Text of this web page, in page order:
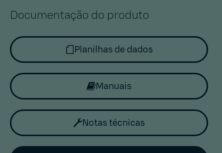
Documentação do produto
Planilhas de dados
Manuais
Notas técnicas